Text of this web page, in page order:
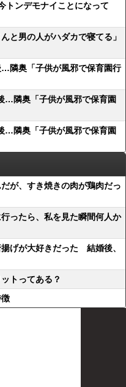
トンデモナイことになって
と男の人がハダカで寝てる」
…隣奥「子供が風邪で保育園行
…隣奥「子供が風邪で保育園
…隣奥「子供が風邪で保育園
が、すき焼きの肉が鶏肉だっ
ったら、私を見た瞬間何人か
げが大好きだった 結婚後、
トってある？